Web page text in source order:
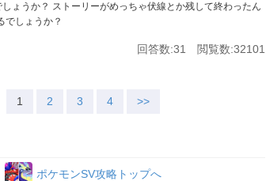
ょうか？ ストーリーがめっちゃ伏線とか残して終わったん
でしょうか？
回答数:31 閲覧数:32101
1 2 3 4 >>
ポケモンSV攻略トップへ